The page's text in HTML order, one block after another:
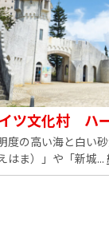
ツ文化村 ハ
度の高い海と白い
はま）」や「新城...